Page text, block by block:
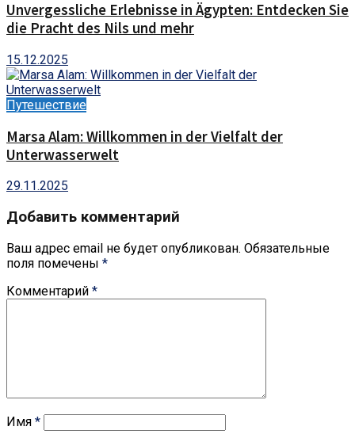
Unvergessliche Erlebnisse in Ägypten: Entdecken Sie
die Pracht des Nils und mehr
15.12.2025
Путешествие
Marsa Alam: Willkommen in der Vielfalt der
Unterwasserwelt
29.11.2025
Добавить комментарий
Ваш адрес email не будет опубликован. Обязательные
поля помечены *
Комментарий *
Имя *